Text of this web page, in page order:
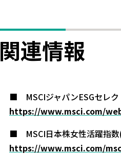
関連情報
■ MSCIジャパンESGセレク
https://www.msci.com/
■ MSCI日本株女性活躍指数
https://www.msci.com/